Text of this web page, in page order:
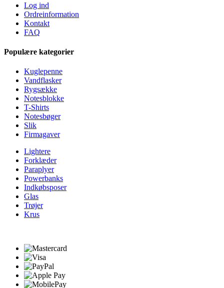
Log ind
Ordreinformation
Kontakt
FAQ
Populære kategorier
Kuglepenne
Vandflasker
Rygsække
Notesblokke
T-Shirts
Notesbøger
Slik
Firmagaver
Lightere
Forklæder
Paraplyer
Powerbanks
Indkøbsposer
Glas
Trøjer
Krus